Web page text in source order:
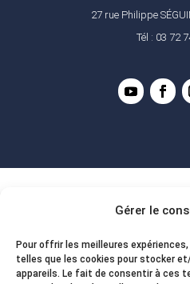
Gérer le
Pour offrir les meilleures
telles que les cookies pour stocker
appareils. Le fait de consentir à ces
27 rue Philippe
Tél : 03 72